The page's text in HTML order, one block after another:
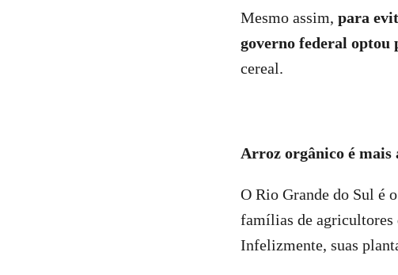
Mesmo assim, para
governo federal
cereal.
Arroz orgânico é mais
O Rio Grande do Sul é
famílias de agricultores
Infelizmente, suas